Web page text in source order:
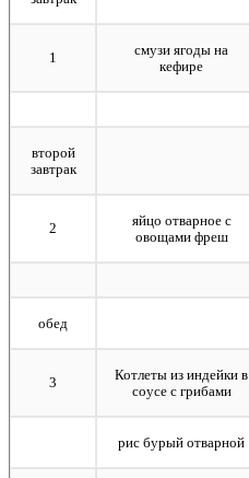
1
смузи ягоды на
кефире
второй
завтрак
2
яйцо отварное с
овощами фреш
обед
3
Котлеты из индейки в
соусе с грибами
рис бурый отварной